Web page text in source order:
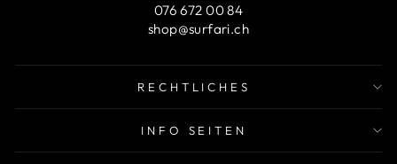
076 672 00 84
shop@surfari.ch
RECHTLICHES
INFO SEITEN